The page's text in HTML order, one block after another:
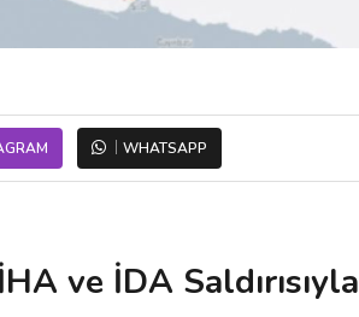
WHATSAPP
ve İDA Saldırısıyla